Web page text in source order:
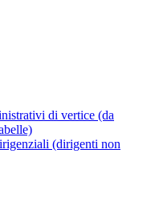
di vertice (da
(dirigenti non